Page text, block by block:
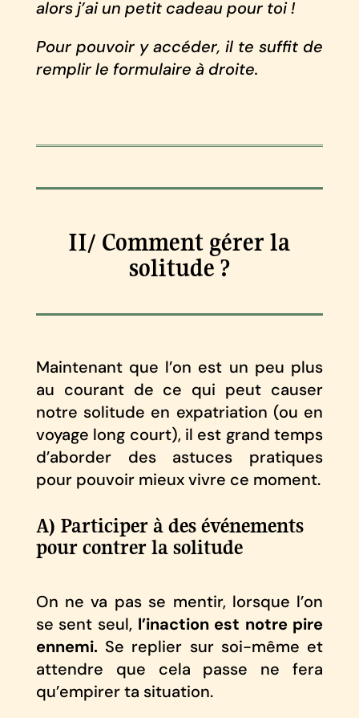
alors j’ai un petit cadeau pour toi !
Pour pouvoir y accéder, il te suffit de
remplir le formulaire à droite.
II/ Comment gérer la
solitude ?
Maintenant que l’on est un peu plus
au courant de ce qui peut causer
notre solitude en expatriation (ou en
voyage long court), il est grand temps
d’aborder des astuces pratiques
pour pouvoir mieux vivre ce moment.
A) Participer à des événements
pour contrer la solitude
On ne va pas se mentir, lorsque l’on
se sent seul, l’inaction est notre pire
ennemi.Se replier sur soi-même et
attendre que cela passe ne fera
qu’empirer ta situation.